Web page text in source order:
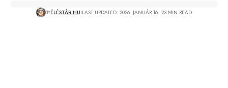
BYÉLÉSTÁR.HU LAST UPDATED: 2026. JANUÁR 16. 23 MIN READ